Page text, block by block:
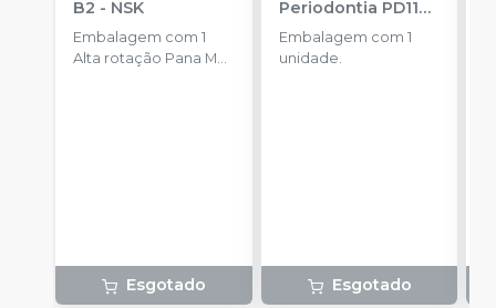
B2 - NSK
Embalagem com 1
Alta rotação Pana Max
Esgotado
Periodontia PD110
PRONEW
Embalagem com 1
unidade.
Esgotado